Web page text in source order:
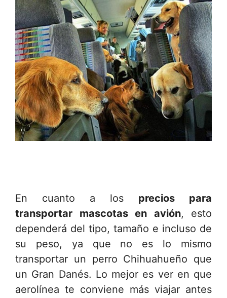
En cuanto a los precios para
transportar mascotas en avión, esto
dependerá del tipo, tamaño e incluso de
su peso, ya que no es lo mismo
transportar un perro Chihuahueño que
un Gran Danés. Lo mejor es ver en que
aerolínea te conviene más viajar antes